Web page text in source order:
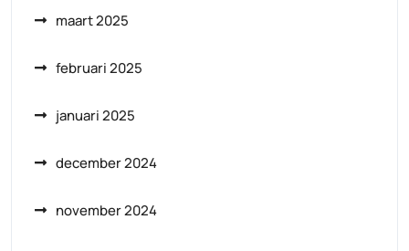
maart 2025
februari 2025
januari 2025
december 2024
november 2024